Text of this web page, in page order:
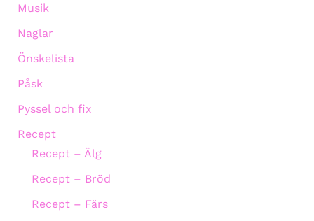
Musik
Naglar
Önskelista
Påsk
Pyssel och fix
Recept
Recept – Älg
Recept – Bröd
Recept – Färs